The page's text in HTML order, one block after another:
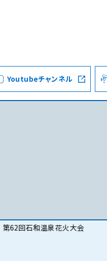
法人のお客様
Youtubeチャンネル
第62回石和温泉花火大会